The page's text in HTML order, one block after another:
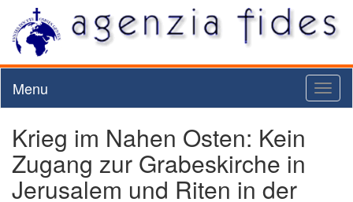
Menu
Krieg im Nahen Osten: Kein
Zugang zur Grabeskirche in
Jerusalem und Riten in der